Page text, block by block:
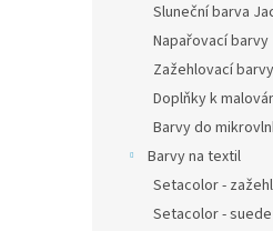
Sluneční barva
Napařovací barvy
Zažehlovací barvy
Doplňky k
Barvy do
Barvy na textil
Setacolor -
Setacolor - suede